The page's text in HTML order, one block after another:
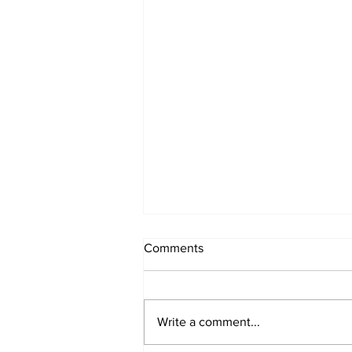
Samen zijn en doen
Comments
Write a comment...